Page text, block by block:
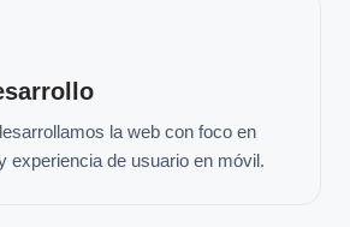
la web con foco en
experiencia de usuario en móvil.